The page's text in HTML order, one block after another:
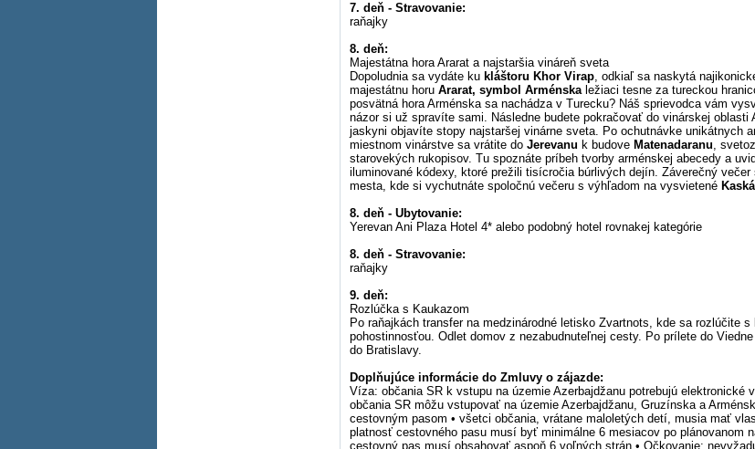
7. deň - Stravovanie:
raňajky
8. deň:
Majestátna hora Ararat a najstaršia vináreň sveta
Dopoludnia sa vydáte ku kláštoru Khor Virap, odkiaľ sa naskytá
majestátnu horu Ararat, symbol Arménskaležiaci tesne za tureckou
posvätná hora Arménska sa nachádza v Turecku? Náš sprievodca vám
názor si už spravíte sami. Následne budete pokračovať do vinárskej oblasti
jaskyni objavíte stopy najstaršej vinárne sveta. Po ochutnávke unikátnych
miestnom vinárstve sa vrátite do Jerevanu k budove Matenadaranu,
starovekých rukopisov. Tu spoznáte príbeh tvorby arménskej abecedy a
iluminované kódexy, ktoré prežili tisícročia búrlivých dejín. Záverečný
mesta, kde si vychutnáte spoločnú večeru s výhľadom na vysvietené
8. deň - Ubytovanie:
Yerevan Ani Plaza Hotel 4* alebo podobný hotel rovnakej kategórie
8. deň - Stravovanie:
raňajky
9. deň:
Rozlúčka s Kaukazom
Po raňajkách transfer na medzinárodné letisko Zvartnots, kde sa rozlúčite s
pohostinnosťou. Odlet domov z nezabudnuteľnej cesty. Po prílete do
do Bratislavy.
Doplňujúce informácie do Zmluvy o zájazde:
Víza: občania SR k vstupu na územie Azerbajdžanu potrebujú elektronické
občania SR môžu vstupovať na územie Azerbajdžanu, Gruzínska a
cestovným pasom • všetci občania, vrátane maloletých detí, musia mať
platnosť cestovného pasu musí byť minimálne 6 mesiacov po plánovanom
cestovný pas musí obsahovať aspoň 6 voľných strán • Očkovanie: